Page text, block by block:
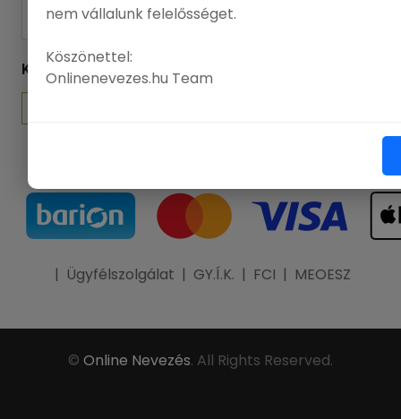
KÖVESSEN MINKET
| Ügyfélszolgálat | GY.Í.K. | FCI | MEOESZ
© Online Nevezés. All Rights Reserved.
nem vállalunk felelősséget.
Köszönettel:
Onlinenevezes.hu Team